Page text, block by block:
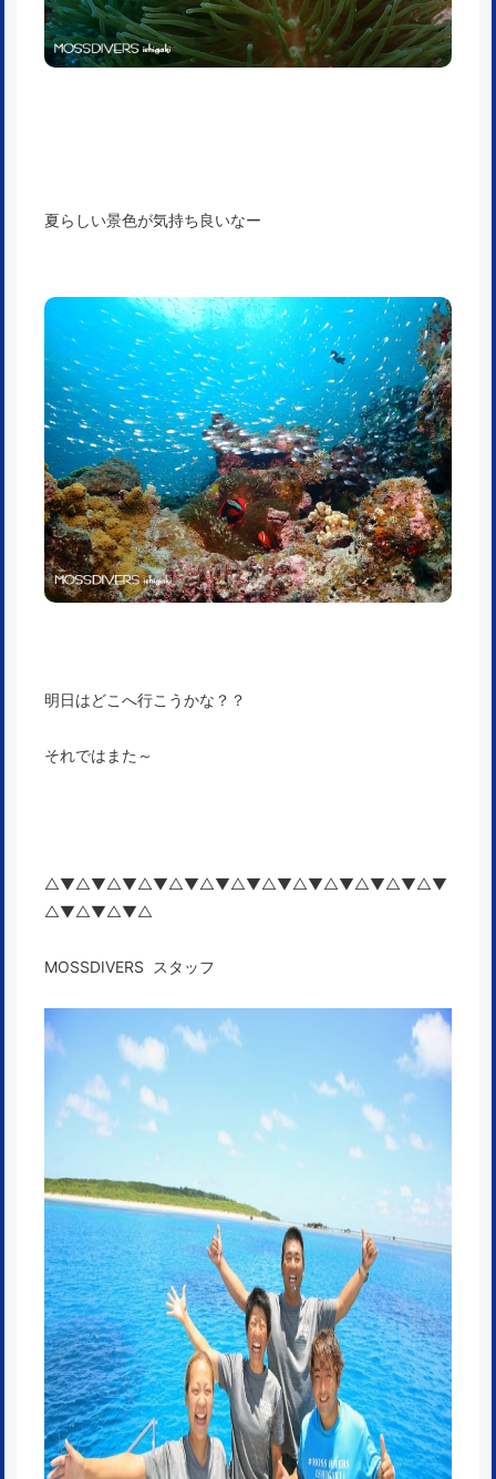
夏らしい景色が気持ち良いなー
明日はどこへ行こうかな？？
それではまた～
△▼△▼△▼△▼△▼△▼△▼△▼△▼△▼△▼△▼△▼
△▼△▼△▼△
MOSSDIVERS スタッフ